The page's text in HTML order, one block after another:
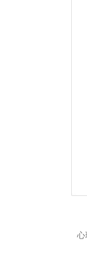
心